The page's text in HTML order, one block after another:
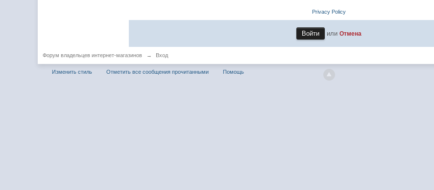
Privacy Policy
илиОтмена
Форум владельцев интернет-магазинов → Вход
Изменить стиль Отметить все сообщения прочитанными Помощь